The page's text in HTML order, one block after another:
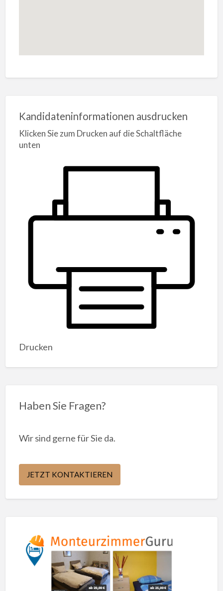
Kandidateninformationen ausdrucken
Klicken Sie zum Drucken auf die Schaltfläche
unten
Drucken
Haben Sie Fragen?
Wir sind gerne für Sie da.
JETZT KONTAKTIEREN